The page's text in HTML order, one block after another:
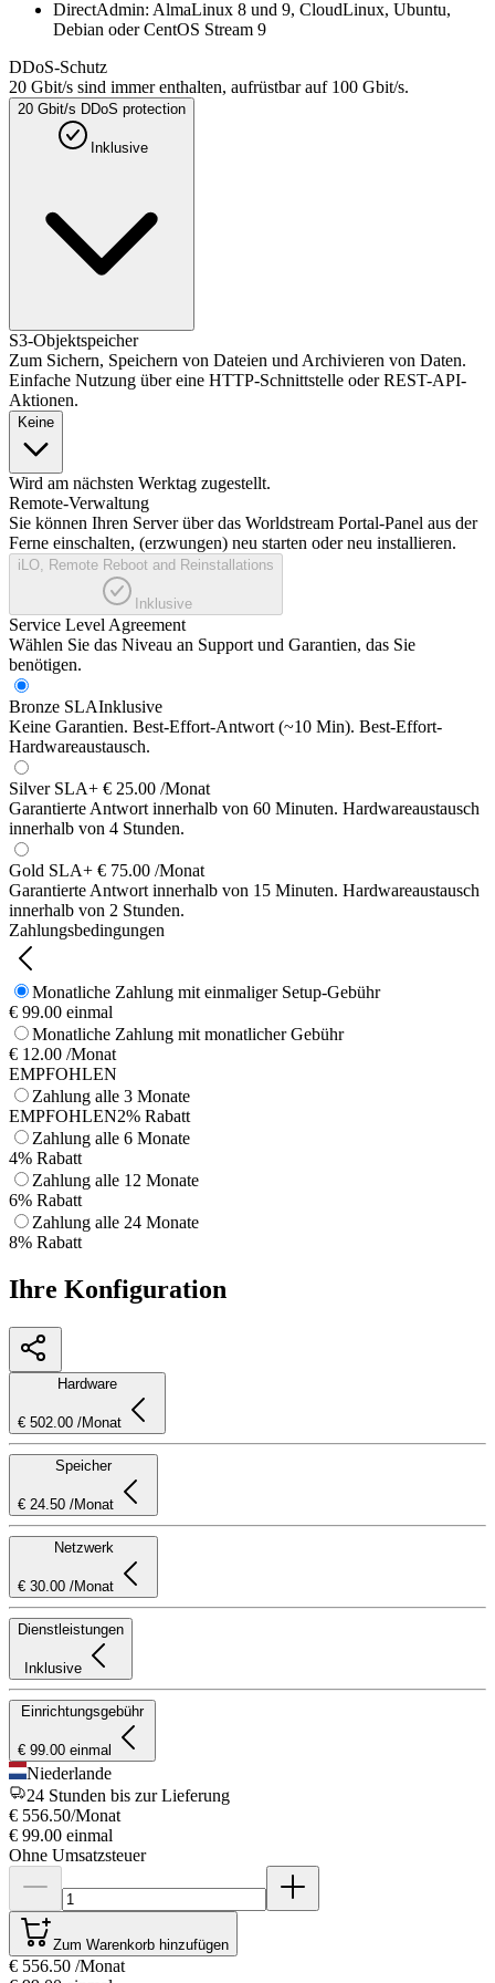
DirectAdmin: AlmaLinux 8 und 9, CloudLinux, Ubuntu,
Debian oder CentOS Stream 9
DDoS-Schutz
20 Gbit/s sind immer enthalten, aufrüstbar auf 100 Gbit/s.
20 Gbit/s DDoS protection
Inklusive
S3-Objektspeicher
Zum Sichern, Speichern von Dateien und Archivieren von Daten.
Einfache Nutzung über eine HTTP-Schnittstelle oder REST-API-
Aktionen.
Keine
Wird am nächsten Werktag zugestellt.
Remote-Verwaltung
Sie können Ihren Server über das Worldstream Portal-Panel aus der
Ferne einschalten, (erzwungen) neu starten oder neu installieren.
iLO, Remote Reboot and Reinstallations
Inklusive
Service Level Agreement
Wählen Sie das Niveau an Support und Garantien, das Sie
benötigen.
Bronze SLAInklusive
Keine Garantien. Best-Effort-Antwort (~10 Min). Best-Effort-
Hardwareaustausch.
Silver SLA+ € 25.00 /Monat
Garantierte Antwort innerhalb von 60 Minuten. Hardwareaustausch
innerhalb von 4 Stunden.
Gold SLA+ € 75.00 /Monat
Garantierte Antwort innerhalb von 15 Minuten. Hardwareaustausch
innerhalb von 2 Stunden.
Zahlungsbedingungen
Monatliche Zahlung mit einmaliger Setup-Gebühr
€ 99.00 einmal
Monatliche Zahlung mit monatlicher Gebühr
€ 12.00 /Monat
EMPFOHLEN
Zahlung alle 3 Monate
EMPFOHLEN2% Rabatt
Zahlung alle 6 Monate
4% Rabatt
Zahlung alle 12 Monate
6% Rabatt
Zahlung alle 24 Monate
8% Rabatt
Ihre Konfiguration
Hardware
€ 502.00 /Monat
Speicher
€ 24.50 /Monat
Netzwerk
€ 30.00 /Monat
Dienstleistungen
Inklusive
Einrichtungsgebühr
€ 99.00 einmal
Niederlande
24 Stunden bis zur Lieferung
€ 556.50/Monat
€ 99.00 einmal
Ohne Umsatzsteuer
Zum Warenkorb hinzufügen
€ 556.50 /Monat